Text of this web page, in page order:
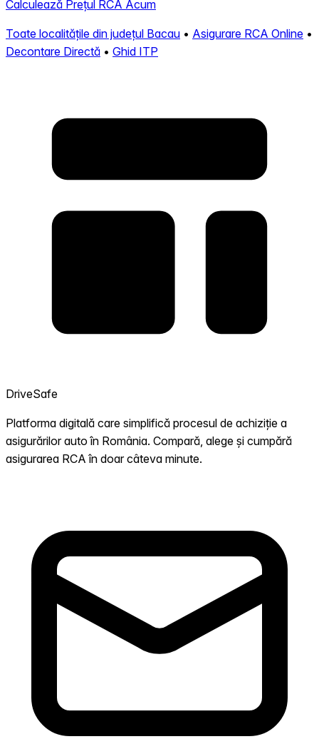
Calculează Prețul RCA Acum
Toate localitățile din județul Bacau • Asigurare RCA Online •
Decontare Directă • Ghid ITP
DriveSafe
Platforma digitală care simplifică procesul de achiziție a
asigurărilor auto în România. Compară, alege și cumpără
asigurarea RCA în doar câteva minute.